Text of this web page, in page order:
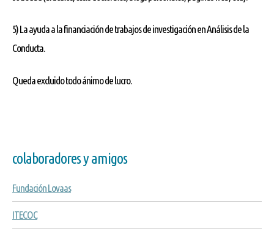
5) La ayuda a la financiación de trabajos de investigación en Análisis de la
Conducta.
Queda excluido todo ánimo de lucro.
colaboradores y amigos
Fundación Lovaas
ITECOC